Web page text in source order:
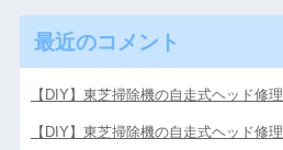
最近のコメント
【DIY】東芝掃除機の自走式ヘッド修理
【DIY】東芝掃除機の自走式ヘッド修理